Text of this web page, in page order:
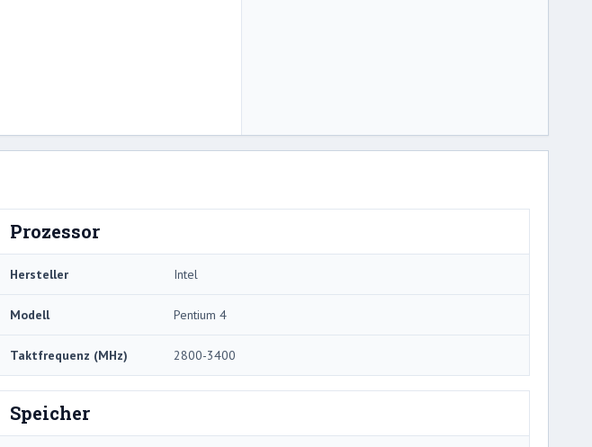
Prozessor
Hersteller Intel
Modell Pentium 4
Taktfrequenz (MHz) 2800-3400
Speicher